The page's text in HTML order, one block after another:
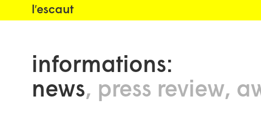
l′escaut
informations:
news
press review